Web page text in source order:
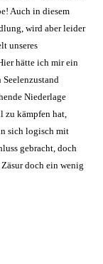
Auch in diesem
wird aber leider
unseres
hätte ich mir ein
Niederlage
zu kämpfen hat,
sich logisch mit
gebracht, doch
doch ein wenig